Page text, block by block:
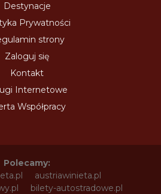
Destynacje
Prywatności
strony
Zaloguj się
Kontakt
Internetowe
Współpracy
Polecamy:
austriawinieta.pl
bilety-autostradowe.pl